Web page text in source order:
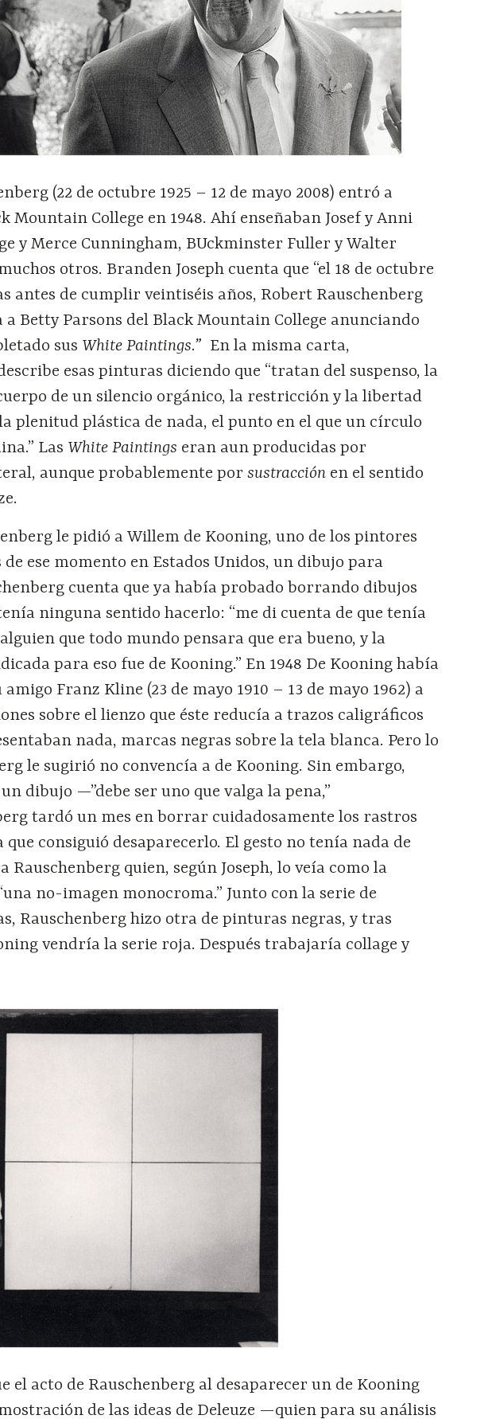
(22 de octubre 1925 – 12 de mayo 2008) entró a
Mountain College en 1948. Ahí enseñaban Josef y Anni
y Merce Cunningham, BUckminster Fuller y Walter
otros. Branden Joseph cuenta que “el 18 de octubre
antes de cumplir veintiséis años, Robert Rauschenberg
Betty Parsons del Black Mountain College anunciando
sus White Paintings.” En la misma carta,
esas pinturas diciendo que “tratan del suspenso, la
de un silencio orgánico, la restricción y la libertad
plenitud plástica de nada, el punto en el que un círculo
Las White Paintings eran aun producidas por
aunque probablemente porsustracción en el sentido
le pidió a Willem de Kooning, uno de los pintores
ese momento en Estados Unidos, un dibujo para
cuenta que ya había probado borrando dibujos
ninguna sentido hacerlo: “me di cuenta de que tenía
que todo mundo pensara que era bueno, y la
para eso fue de Kooning.” En 1948 De Kooning había
amigo Franz Kline (23 de mayo 1910 – 13 de mayo 1962) a
sobre el lienzo que éste reducía a trazos caligráficos
nada, marcas negras sobre la tela blanca. Pero lo
le sugirió no convencía a de Kooning. Sin embargo,
dibujo —”debe ser uno que valga la pena,”
tardó un mes en borrar cuidadosamente los rastros
que consiguió desaparecerlo. El gesto no tenía nada de
Rauschenberg quien, según Joseph, lo veía como la
no-imagen monocroma.” Junto con la serie de
Rauschenberg hizo otra de pinturas negras, y tras
vendría la serie roja. Después trabajaría collage y
el acto de Rauschenberg al desaparecer un de Kooning
de las ideas de Deleuze —quien para su análisis